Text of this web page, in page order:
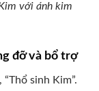
với ánh kim
đỡ và bổ trợ
sinh Kim”.